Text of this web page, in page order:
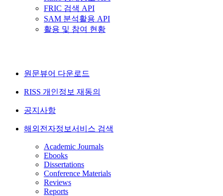
FRIC 검색 API
SAM 분석활용 API
활용 및 참여 현황
원문뷰어 다운로드
RISS 개인정보 재동의
공지사항
해외전자정보서비스 검색
Academic Journals
Ebooks
Dissertations
Conference Materials
Reviews
Reports